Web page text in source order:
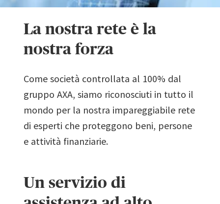
La nostra rete è la
nostra forza
Come società controllata al 100% dal
gruppo AXA, siamo riconosciuti in tutto il
mondo per la nostra impareggiabile rete
di esperti che proteggono beni, persone
e attività finanziarie.
Un servizio di